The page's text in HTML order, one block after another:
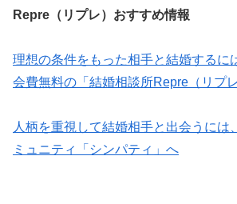
Repre（リプレ）おすすめ情報
理想の条件をもった相手と結婚するに
会費無料の「結婚相談所Repre（リプ
人柄を重視して結婚相手と出会うには
ミュニティ「シンパティ」へ